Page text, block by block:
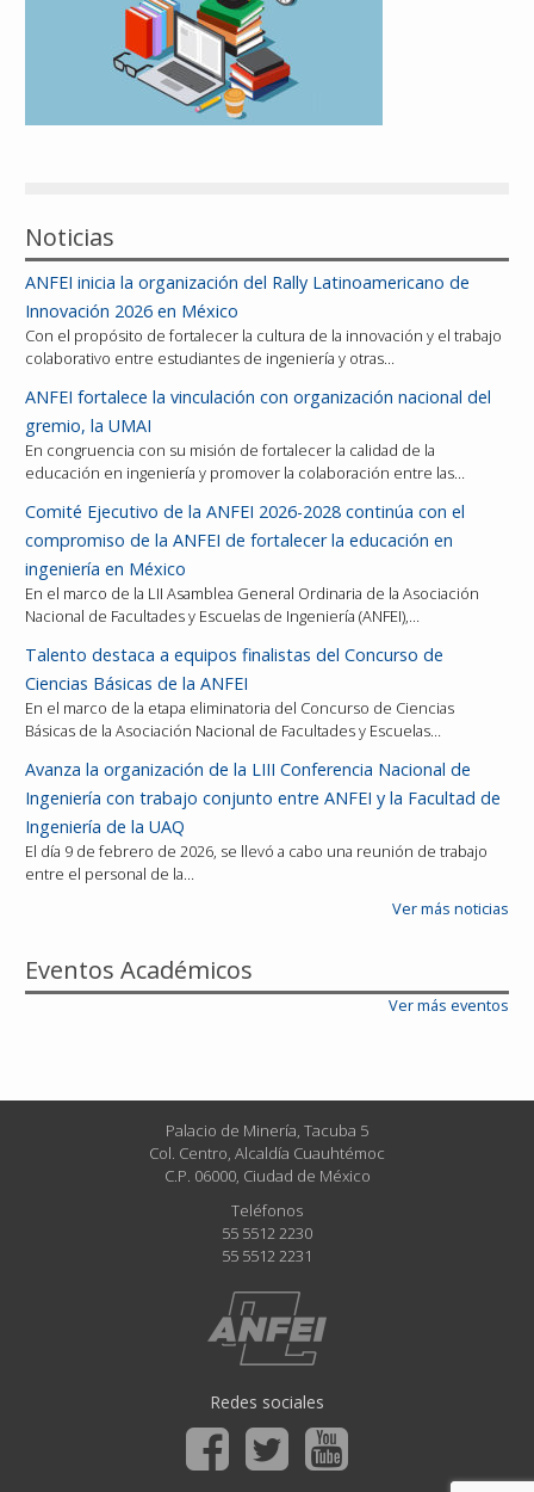
Noticias
ANFEI inicia la organización del Rally Latinoamericano de
Innovación 2026 en México
Con el propósito de fortalecer la cultura de la innovación y el trabajo
colaborativo entre estudiantes de ingeniería y otras…
ANFEI fortalece la vinculación con organización nacional del
gremio, la UMAI
En congruencia con su misión de fortalecer la calidad de la
educación en ingeniería y promover la colaboración entre las…
Comité Ejecutivo de la ANFEI 2026-2028 continúa con el
compromiso de la ANFEI de fortalecer la educación en
ingeniería en México
En el marco de la LII Asamblea General Ordinaria de la Asociación
Nacional de Facultades y Escuelas de Ingeniería (ANFEI),…
Talento destaca a equipos finalistas del Concurso de
Ciencias Básicas de la ANFEI
En el marco de la etapa eliminatoria del Concurso de Ciencias
Básicas de la Asociación Nacional de Facultades y Escuelas…
Avanza la organización de la LIII Conferencia Nacional de
Ingeniería con trabajo conjunto entre ANFEI y la Facultad de
Ingeniería de la UAQ
El día 9 de febrero de 2026, se llevó a cabo una reunión de trabajo
entre el personal de la…
Ver más noticias
Eventos Académicos
Ver más eventos
Palacio de Minería, Tacuba 5
Col. Centro, Alcaldía Cuauhtémoc
C.P. 06000, Ciudad de México
Teléfonos
55 5512 2230
55 5512 2231
Redes sociales